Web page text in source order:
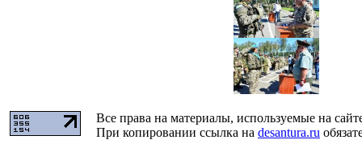
Все права на материалы, используемые на
При копировании ссылка на desantura.ru